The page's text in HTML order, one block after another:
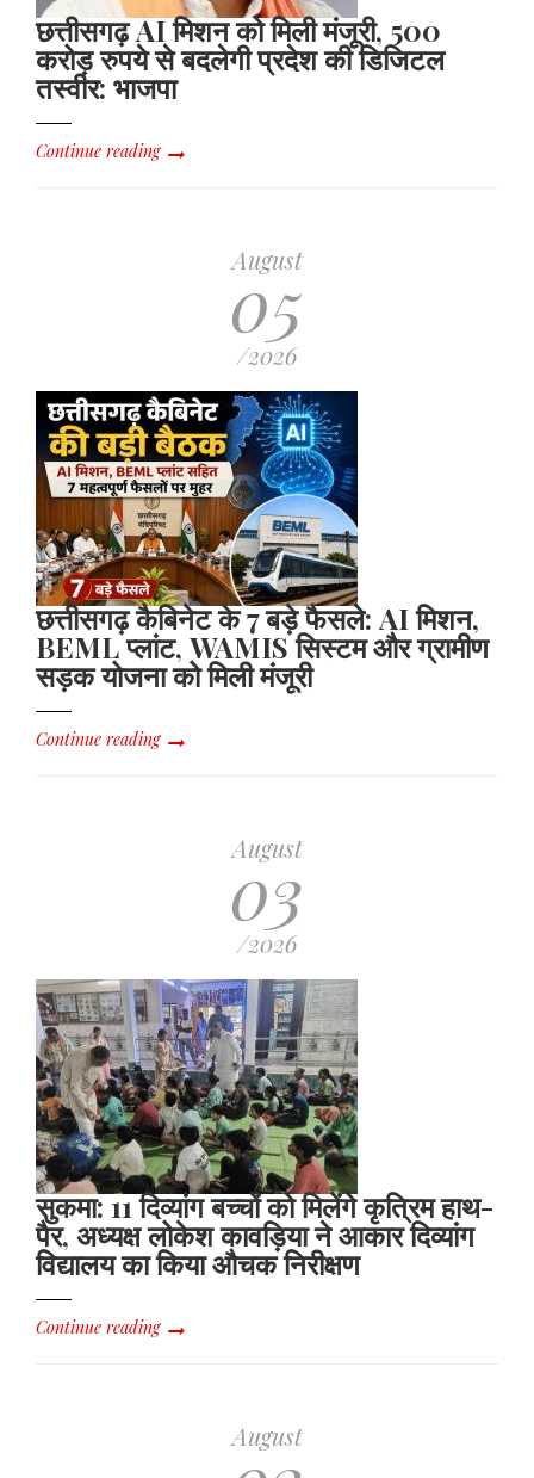
छत्तीसगढ़ AI मिशन को मिली मंजूरी, 500
करोड़ रुपये से बदलेगी प्रदेश की डिजिटल
तस्वीर: भाजपा
Continue reading
August
05
/2026
छत्तीसगढ़ कैबिनेट के 7 बड़े फैसले: AI मिशन,
BEML प्लांट, WAMIS सिस्टम और ग्रामीण
सड़क योजना को मिली मंजूरी
Continue reading
August
03
/2026
सुकमा: 11 दिव्यांग बच्चों को मिलेंगे कृत्रिम हाथ-
पैर, अध्यक्ष लोकेश कावड़िया ने आकार दिव्यांग
विद्यालय का किया औचक निरीक्षण
Continue reading
August